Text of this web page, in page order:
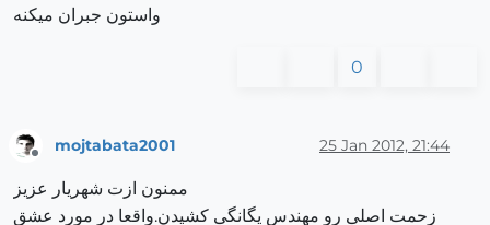
واستون جبران میکنه
0
mojtabata2001 25 Jan 2012, 21:44
ممنون ازت شهریار عزیز
زحمت اصلی رو مهندس یگانگی کشیدن.واقعا در مورد عشق